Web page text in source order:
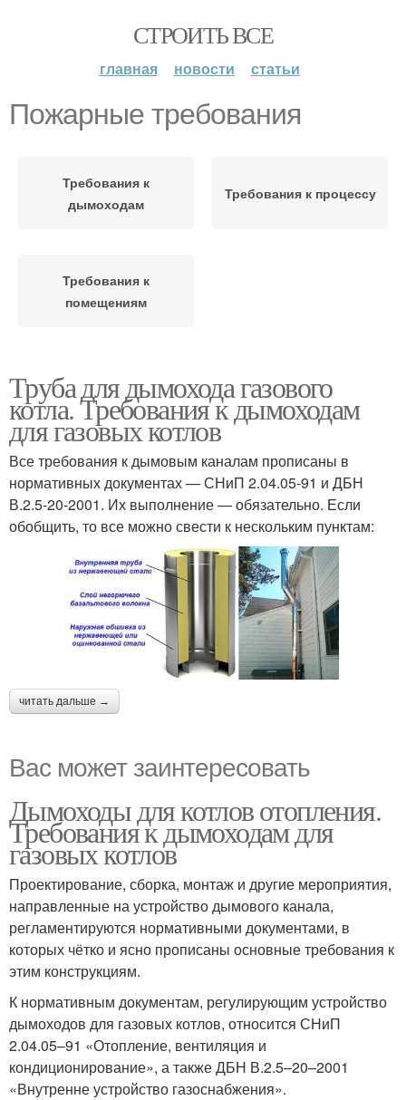
СТРОИТЬ ВСЕ
главная новости статьи
Пожарные требования
Требования к
дымоходам
Требования к процессу
Требования к
помещениям
Труба для дымохода газового
котла. Требования к дымоходам
для газовых котлов
Все требования к дымовым каналам прописаны в
нормативных документах — СНиП 2.04.05-91 и ДБН
В.2.5-20-2001. Их выполнение — обязательно. Если
обобщить, то все можно свести к нескольким пунктам:
читать дальше →
Вас может заинтересовать
Дымоходы для котлов отопления.
Требования к дымоходам для
газовых котлов
Проектирование, сборка, монтаж и другие мероприятия,
направленные на устройство дымового канала,
регламентируются нормативными документами, в
которых чётко и ясно прописаны основные требования к
этим конструкциям.
К нормативным документам, регулирующим устройство
дымоходов для газовых котлов, относится СНиП
2.04.05–91 «Отопление, вентиляция и
кондиционирование», а также ДБН В.2.5–20–2001
«Внутренне устройство газоснабжения».